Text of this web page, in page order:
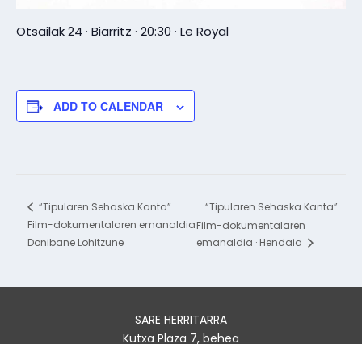
Otsailak 24 · Biarritz · 20:30 · Le Royal
ADD TO CALENDAR
“Tipularen Sehaska Kanta”
Film-dokumentalaren emanaldia
Donibane Lohitzune
“Tipularen Sehaska Kanta”
Film-dokumentalaren
emanaldia · Hendaia
SARE HERRITARRA
Kutxa Plaza 7, behea